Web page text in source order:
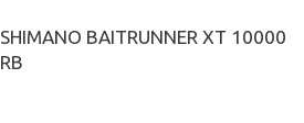
SHIMANO BAITRUNNER XT 10000
RB